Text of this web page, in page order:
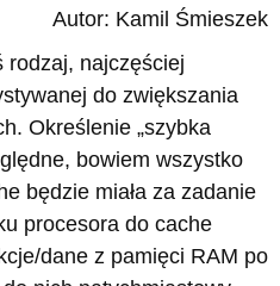
Autor: Kamil Śmieszek
rodzaj, najczęściej
do zwiększania
Określenie „szybka
bowiem wszystko
będzie miała za zadanie
procesora do cache
dane z pamięci RAM po